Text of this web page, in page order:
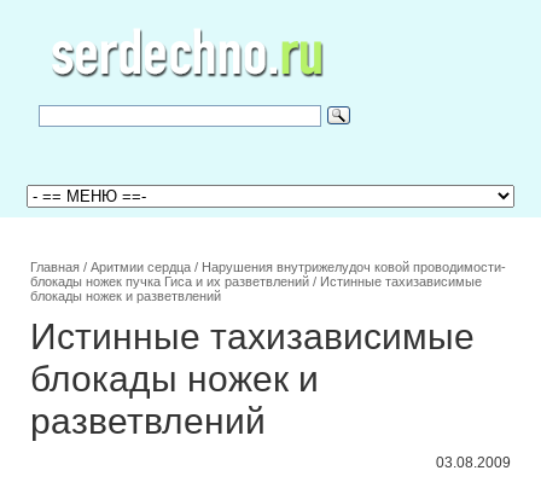
Главная / Аритмии сердца / Нарушения внутрижелудоч ковой проводимости-
блокады ножек пучка Гиса и их разветвлений / Истинные тахизависимые
блокады ножек и разветвлений
Истинные тахизависимые
блокады ножек и
разветвлений
03.08.2009